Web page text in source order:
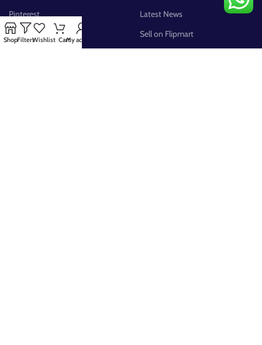
Pinterest
FB Group
Latest News
Sell on Flipmart
ShopFiltersWishlist CartMy account